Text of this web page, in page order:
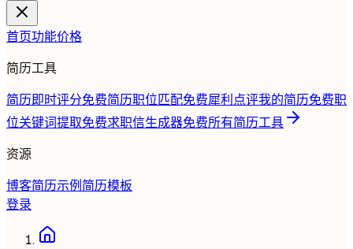
首页功能价格
简历工具
简历即时评分免费简历职位匹配免费犀利点评我的简历免费职
位关键词提取免费求职信生成器免费所有简历工具
资源
博客简历示例 简历模板
登录